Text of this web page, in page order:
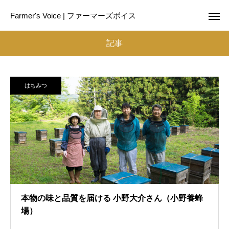
Farmer's Voice | ファーマーズボイス
記事
はちみつ
本物の味と品質を届ける 小野大介さん（小野養蜂
場）